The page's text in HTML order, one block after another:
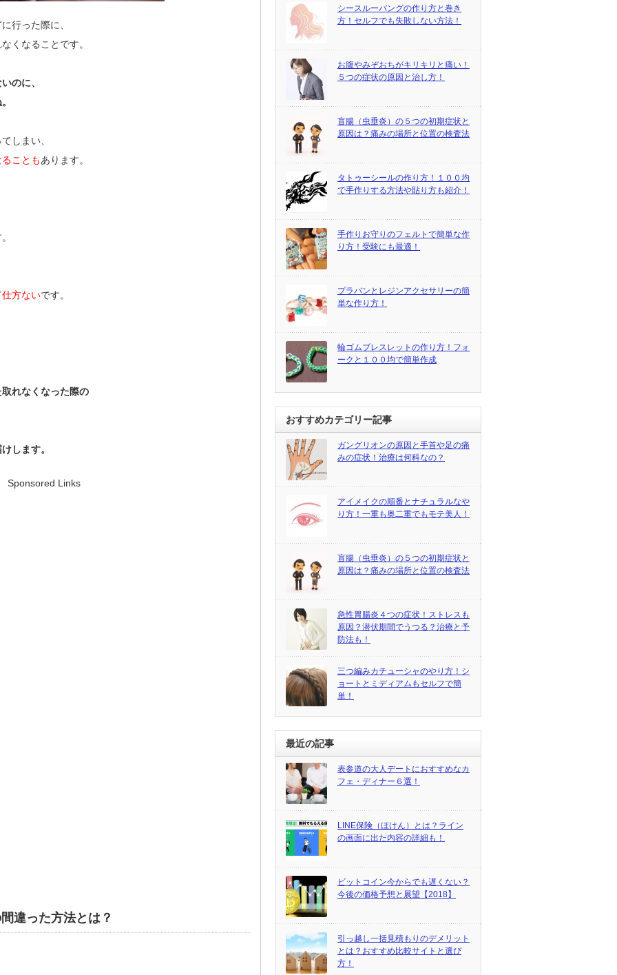
行った際に、
くなることです。
のに、
しまい、
こともあります。
方ないです。
れなくなった際の
します。
Sponsored Links
違った方法とは？
シースルーバングの作り方と巻き
方！セルフでも失敗しない方法！
お腹やみぞおちがキリキリと痛い！
５つの症状の原因と治し方！
盲腸（虫垂炎）の５つの初期症状と
原因は？痛みの場所と位置の検査法
タトゥーシールの作り方！１００均
で手作りする方法や貼り方も紹介！
手作りお守りのフェルトで簡単な作
り方！受験にも最適！
プラバンとレジンアクセサリーの簡
単な作り方！
輪ゴムブレスレットの作り方！フォ
ークと１００均で簡単作成
おすすめカテゴリー記事
ガングリオンの原因と手首や足の痛
みの症状！治療は何科なの？
アイメイクの順番とナチュラルなや
り方！一重も奥二重でもモテ美人！
盲腸（虫垂炎）の５つの初期症状と
原因は？痛みの場所と位置の検査法
急性胃腸炎４つの症状！ストレスも
原因？潜伏期間でうつる？治療と予
防法も！
三つ編みカチューシャのやり方！シ
ョートとミディアムもセルフで簡
単！
最近の記事
表参道の大人デートにおすすめなカ
フェ・ディナー６選！
LINE保険（ほけん）とは？ライン
の画面に出た内容の詳細も！
ビットコイン今からでも遅くない？
今後の価格予想と展望【2018】
引っ越し一括見積もりのデメリット
とは？おすすめ比較サイトと選び
方！